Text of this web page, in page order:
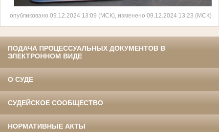
опубликовано 09.12.2024 13:09 (МСК), изменено 09.12.2024 13:23 (МСК)
ПОДАЧА ПРОЦЕССУАЛЬНЫХ ДОКУМЕНТОВ В
ЭЛЕКТРОННОМ ВИДЕ
О СУДЕ
СУДЕЙСКОЕ СООБЩЕСТВО
НОРМАТИВНЫЕ АКТЫ